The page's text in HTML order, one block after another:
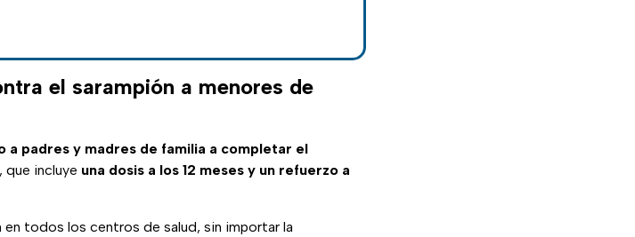
el sarampión a menores de
a padres y madres de familia a completar el
que incluye una dosis a los 12 meses y un refuerzo a
en todos los centros de salud, sin importar la